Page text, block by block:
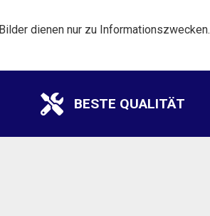
dienen nur zu Informationszwecken.
BESTE QUALITÄT